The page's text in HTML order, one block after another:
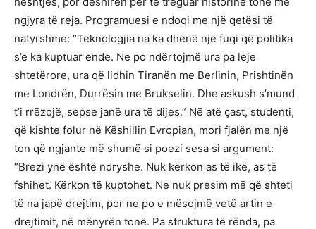
ngjyra të reja. Programuesi e ndoqi me një qetësi të
natyrshme: “Teknologjia na ka dhënë një fuqi që politika
s’e ka kuptuar ende. Ne po ndërtojmë ura pa leje
shtetërore, ura që lidhin Tiranën me Berlinin, Prishtinën
me Londrën, Durrësin me Brukselin. Dhe askush s’mund
t’i rrëzojë, sepse janë ura të dijes.” Në atë çast, studenti,
që kishte folur në Këshillin Evropian, mori fjalën me një
ton që ngjante më shumë si poezi sesa si argument:
“Brezi ynë është ndryshe. Nuk kërkon as të ikë, as të
fshihet. Kërkon të kuptohet. Ne nuk presim më që shteti
të na japë drejtim, por ne po e mësojmë vetë artin e
drejtimit, në mënyrën tonë. Pa struktura të rënda, pa